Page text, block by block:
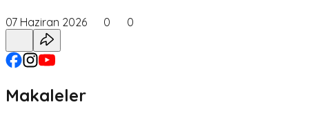
07 Haziran 2026 0 0
Makaleler